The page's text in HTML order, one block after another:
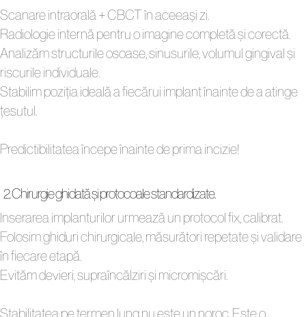
Scanare intraorală + CBCT în aceeași zi.
Radiologie internă pentru o imagine completă și corectă.
Analizăm structurile osoase, sinusurile, volumul gingival și
riscurile individuale.
Stabilim poziția ideală a fiecărui implant înainte de a atinge
țesutul.
Predictibilitatea începe înainte de prima incizie!
2. Chirurgie ghidată și protocoale standardizate.
Inserarea implanturilor urmează un protocol fix, calibrat.
Folosim ghiduri chirurgicale, măsurători repetate și validare
în fiecare etapă.
Evităm devieri, supraîncălziri și micromișcări.
Stabilitatea pe termen lung nu este un noroc. Este o